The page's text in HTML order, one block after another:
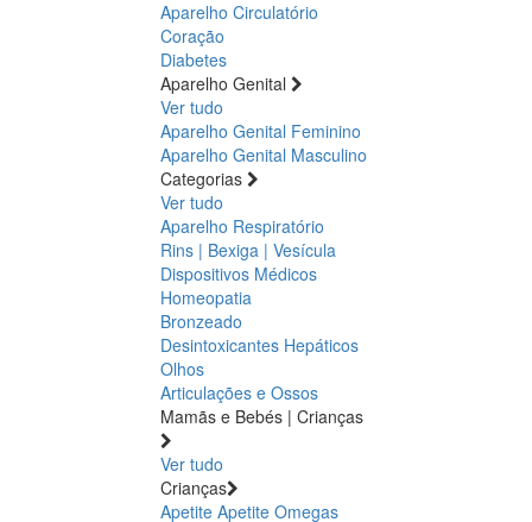
Aparelho Circulatório
Coração
Diabetes
Aparelho Genital
Ver tudo
Aparelho Genital Feminino
Aparelho Genital Masculino
Categorias
Ver tudo
Aparelho Respiratório
Rins | Bexiga | Vesícula
Dispositivos Médicos
Homeopatia
Bronzeado
Desintoxicantes Hepáticos
Olhos
Articulações e Ossos
Mamãs e Bebés | Crianças
Ver tudo
Crianças
Apetite Apetite Omegas